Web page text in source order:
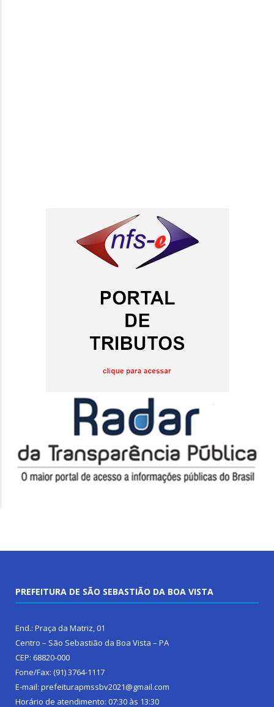
PREFEITURA DE SÃO SEBASTIÃO DA BOA VISTA
End.: Praça da Matriz, 01
Centro – São Sebastião da Boa Vista – PA
CEP: 68820-000
Fone/Fax: (91) 3764-1117
E-mail: prefeiturapmssbv2021@gmail.com
Horário de atendimento: 07:30 às 13:30